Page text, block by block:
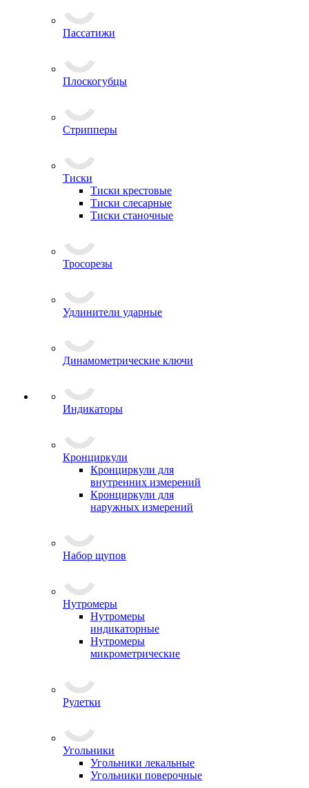
Пассатижи
Плоскогубцы
Стрипперы
Тиски
Тиски крестовые
Тиски слесарные
Тиски станочные
Тросорезы
Удлинители ударные
Динамометрические ключи
Индикаторы
Кронциркули
Кронциркули для
внутренних измерений
Кронциркули для
наружных измерений
Набор щупов
Нутромеры
Нутромеры
индикаторные
Нутромеры
микрометрические
Рулетки
Угольники
Угольники лекальные
Угольники поверочные